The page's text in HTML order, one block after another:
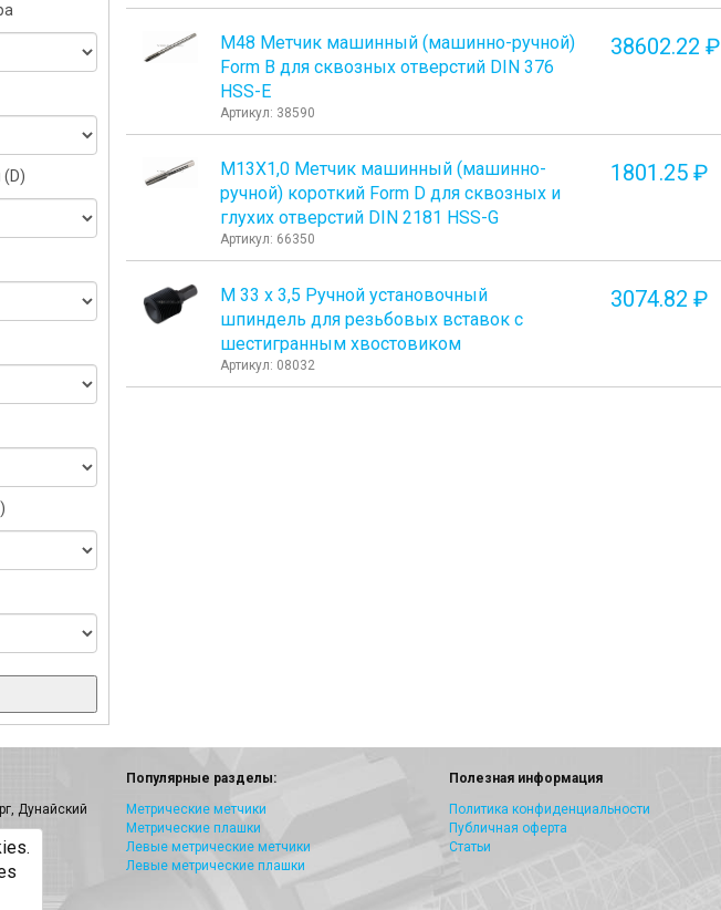
М48 Метчик машинный (машинно-ручной)
Form B для сквозных отверстий DIN 376
HSS-E
Артикул: 38590
38602.22 ₽
М13Х1,0 Метчик машинный (машинно-
ручной) короткий Form D для сквозных и
глухих отверстий DIN 2181 HSS-G
Артикул: 66350
1801.25 ₽
М 33 х 3,5 Ручной установочный
шпиндель для резьбовых вставок с
шестигранным хвостовиком
Артикул: 08032
3074.82 ₽
Дунайский
Популярные разделы:
Метрические метчики
Метрические плашки
Левые метрические метчики
Левые метрические плашки
Полезная информация
Политика конфиденциальности
Публичная оферта
Статьи